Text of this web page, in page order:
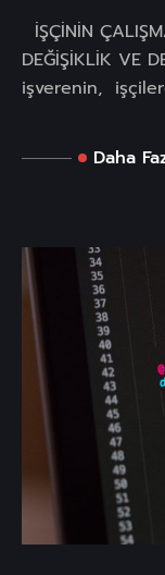
İŞÇİNİN
DEĞİŞİKLİK VE
işverenin,
Daha